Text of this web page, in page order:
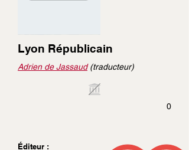
Lyon Républicain
Adrien de Jassaud(traducteur)
0
Éditeur :